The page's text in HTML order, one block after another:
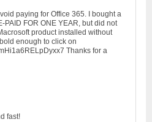
paying for Office 365. I bought a
PAID FOR ONE YEAR, but did not
product installed without
enough to click on
Thanks for a
fast!